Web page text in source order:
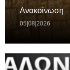
Ανακοίνωση
05|08|2026